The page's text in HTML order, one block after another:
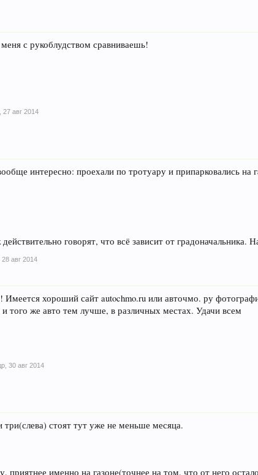
с рукоблудством сравниваешь!
27 авг 2014
интересно: проехали по тротуару и припарковались на
говорят, что всё зависит от
28 авг 2014
Имеется хороший сайт autochmo.ru или авточмо. ру
и того же авто тем лучше, в различных местах. Удачи всем
30 авг 2014
три(слева) стоят тут уже не меньше месяца.
приятнее именно на газоне(точнее на том, что от него